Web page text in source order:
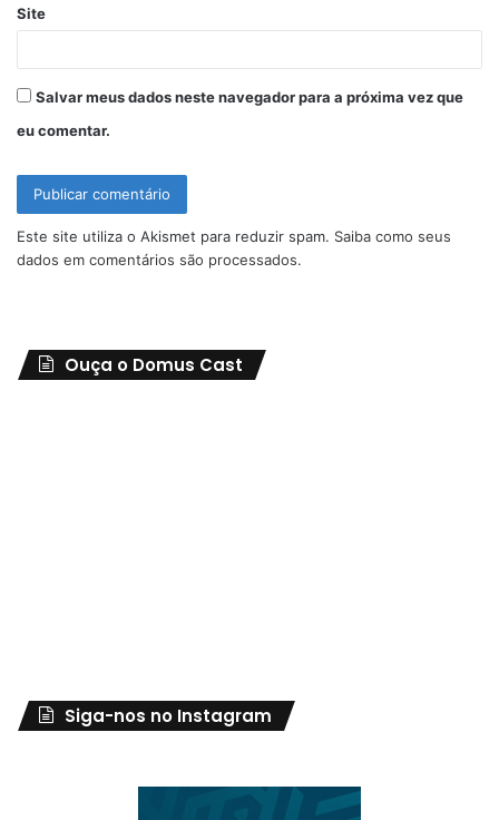
Site
Salvar meus dados neste navegador para a próxima vez que
eu comentar.
Este site utiliza o Akismet para reduzir spam. Saiba como seus
dados em comentários são processados.
Ouça o Domus Cast
Siga-nos no Instagram